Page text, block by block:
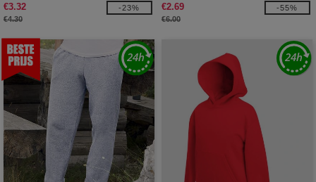
€3.32
€4.30
-23% €2.69
€6.00
-55%